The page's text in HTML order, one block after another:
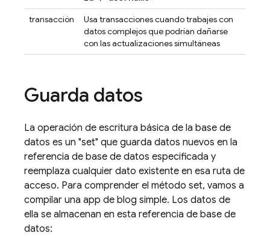
transacción
Usa transacciones cuando trabajes con
datos complejos que podrían dañarse
con las actualizaciones simultáneas
Guarda datos
La operación de escritura básica de la base de
datos es un "set" que guarda datos nuevos en la
referencia de base de datos especificada y
reemplaza cualquier dato existente en esa ruta de
acceso. Para comprender el método set, vamos a
compilar una app de blog simple. Los datos de
ella se almacenan en esta referencia de base de
datos: